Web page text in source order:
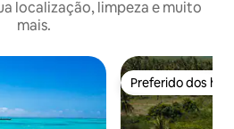
localização, limpeza e muito
mais.
Preferido dos
Preferido dos